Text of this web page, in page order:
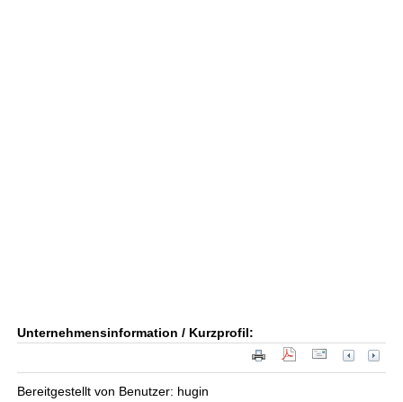
Unternehmensinformation / Kurzprofil:
Bereitgestellt von Benutzer: hugin